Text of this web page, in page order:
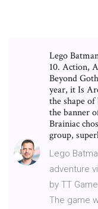
Lego
10. Action,
Beyond
year, it Is
the shape
the banner
Brainiac
group,
Lego
adventure
by TT
The game